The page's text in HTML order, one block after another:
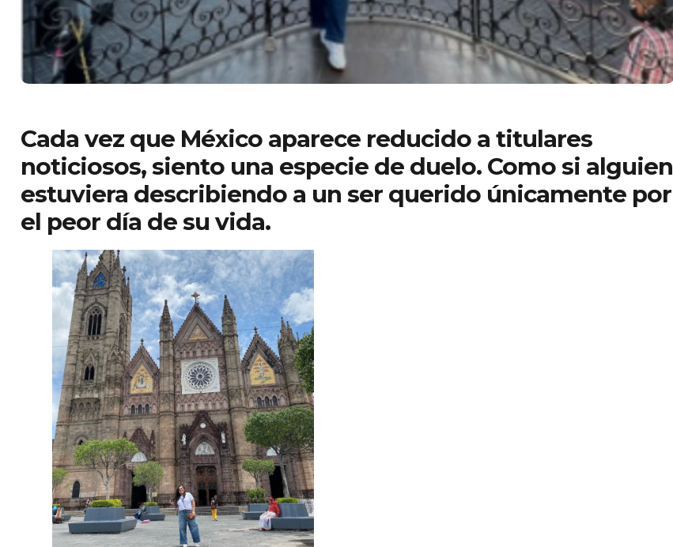
Cada vez que México aparece reducido a titulares
noticiosos, siento una especie de duelo. Como si alguien
estuviera describiendo a un ser querido únicamente por
el peor día de su vida.